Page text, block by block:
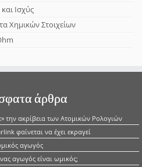
Ισχύς
Χημικών Στοιχείων
άρθρα
την ακρίβεια των Ατομικών Ρολογιών
φαίνεται να έχει εκραγεί
αγωγός
αγωγός είναι ωμικός;